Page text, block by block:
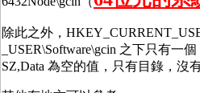
除此之外，
_USER\Software\gcin 之下只有一個
SZ,Data 為空的值，只有目錄，沒